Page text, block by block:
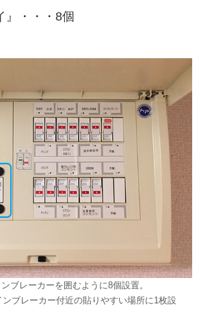
』・・・8個
ブレーカーを囲むように8個設置。
ンブレーカー付近の貼りやすい場所に1枚設